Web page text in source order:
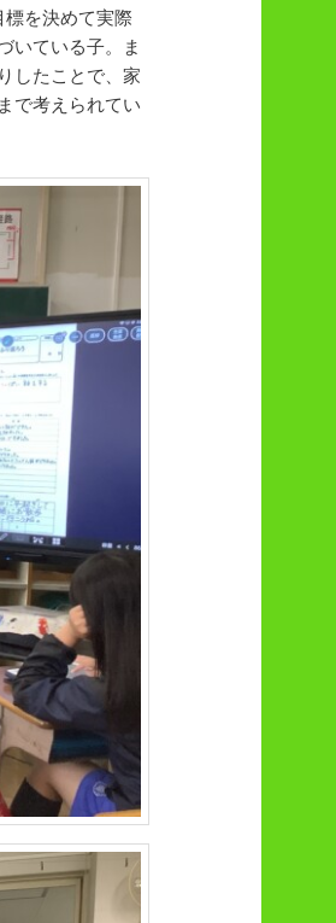
を決めて実際
いている子。ま
したことで、家
で考えられてい